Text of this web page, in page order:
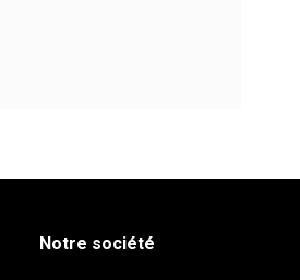
Notre société